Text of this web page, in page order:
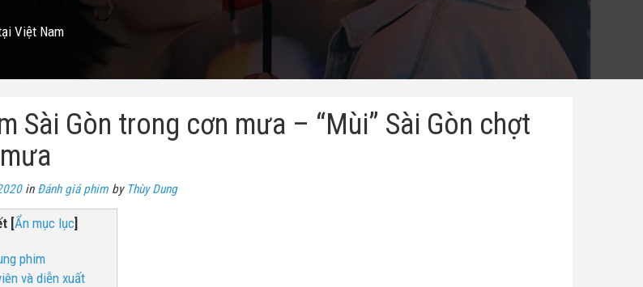
Việt Nam
Sài Gòn trong cơn mưa – “Mùi” Sài Gòn chợt
in Đánh giá phimby Thùy Dung
[Ẩn mục lục]
phim
và diễn xuất